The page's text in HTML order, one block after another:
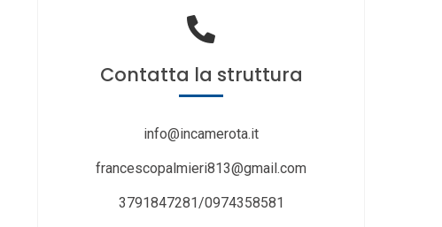
Contatta la struttura
info@incamerota.it
francescopalmieri813@gmail.com
3791847281/0974358581